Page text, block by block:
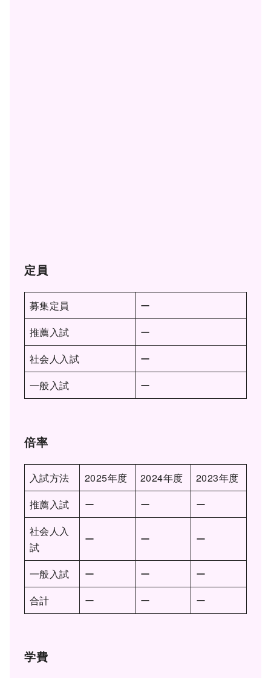
定員
募集定員
ー
推薦入試
ー
社会人入試
ー
一般入試
ー
倍率
入試方法 2025年度 2024年度
2023年度
推薦入試
ー ー
ー
社会人入
試
ー ー ー
一般入試 ー ー
ー
合計
ー ー ー
学費